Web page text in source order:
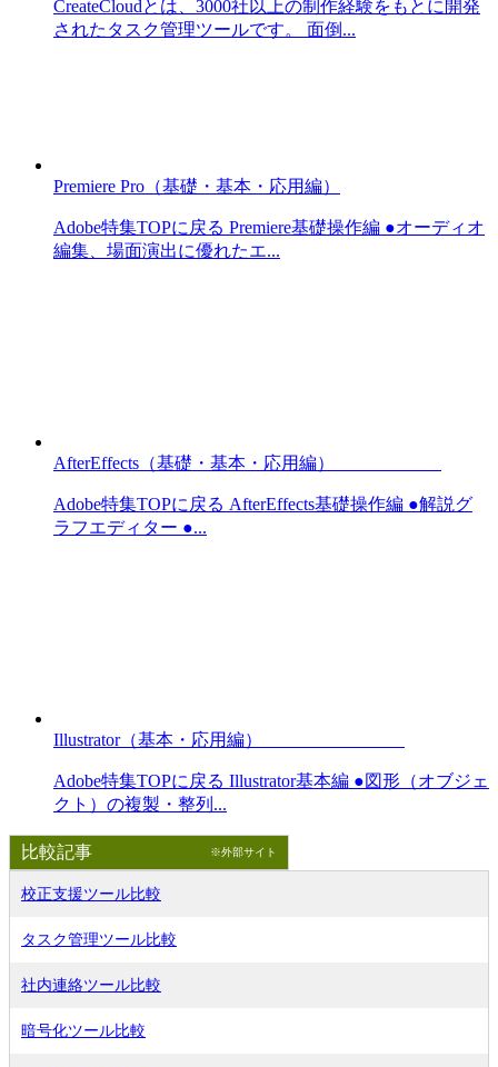
CreateCloudとは、3000社以上の制作経験をもとに開発
されたタスク管理ツールです。 面倒...
Premiere Pro（基礎・基本・応用編）
Adobe特集TOPに戻る Premiere基礎操作編 ●オーディオ
編集、場面演出に優れたエ...
AfterEffects（基礎・基本・応用編）
Adobe特集TOPに戻る AfterEffects基礎操作編 ●解説グ
ラフエディター ●...
Illustrator（基本・応用編）
Adobe特集TOPに戻る Illustrator基本編 ●図形（オブジェ
クト）の複製・整列...
比較記事 ※外部サイト
校正支援ツール比較
タスク管理ツール比較
社内連絡ツール比較
暗号化ツール比較